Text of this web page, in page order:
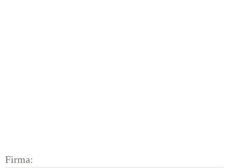
Firma: